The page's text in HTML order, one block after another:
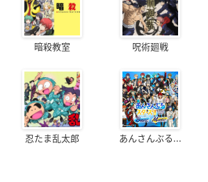
暗殺教室 呪術廻戦
忍たま乱太郎 あんさんぶる...